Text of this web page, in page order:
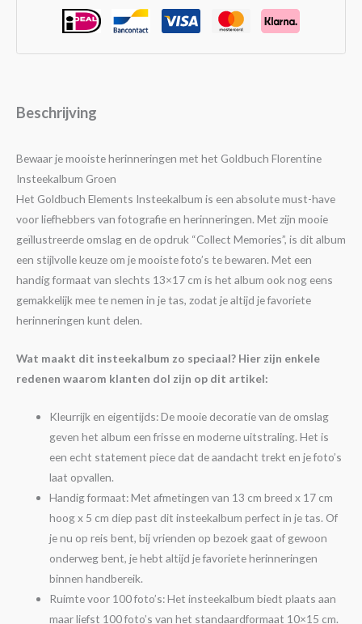
Beschrijving
Bewaar je mooiste herinneringen met het Goldbuch Florentine
Insteekalbum Groen
Het Goldbuch Elements Insteekalbum is een absolute must-have
voor liefhebbers van fotografie en herinneringen. Met zijn mooie
geïllustreerde omslag en de opdruk “Collect Memories”, is dit album
een stijlvolle keuze om je mooiste foto’s te bewaren. Met een
handig formaat van slechts 13×17 cm is het album ook nog eens
gemakkelijk mee te nemen in je tas, zodat je altijd je favoriete
herinneringen kunt delen.
Wat maakt dit insteekalbum zo speciaal? Hier zijn enkele
redenen waarom klanten dol zijn op dit artikel:
Kleurrijk en eigentijds: De mooie decoratie van de omslag
geven het album een frisse en moderne uitstraling. Het is
een echt statement piece dat de aandacht trekt en je foto’s
laat opvallen.
Handig formaat: Met afmetingen van 13 cm breed x 17 cm
hoog x 5 cm diep past dit insteekalbum perfect in je tas. Of
je nu op reis bent, bij vrienden op bezoek gaat of gewoon
onderweg bent, je hebt altijd je favoriete herinneringen
binnen handbereik.
Ruimte voor 100 foto’s: Het insteekalbum biedt plaats aan
maar liefst 100 foto’s van het standaardformaat 10×15 cm.